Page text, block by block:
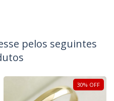
pelos seguintes
30% OFF